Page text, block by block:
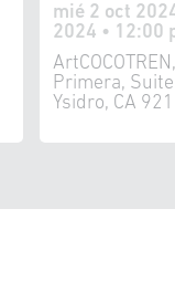
mié 2 oct
2024 • 12:00
Primera,
Ysidro, CA